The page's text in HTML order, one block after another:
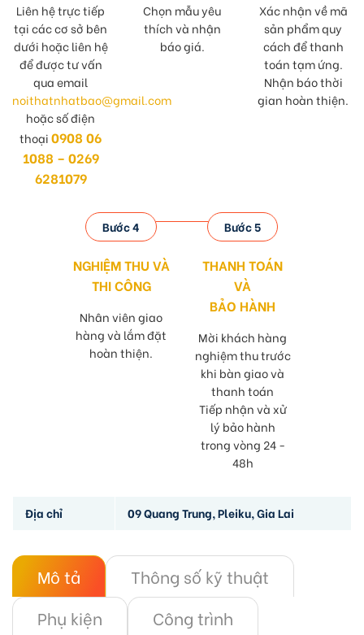
Liên hệ trực tiếp
tại các cơ sở bên
dưới hoặc liên hệ
để được tư vấn
qua email
noithatnhatbao@gmail.com
hoặc số điện
thoại0908 06
1088 – 0269
6281079
Chọn mẫu yêu
thích và nhận
báo giá.
Xác nhận về mã
sản phẩm quy
cách để thanh
toán tạm ứng.
Nhận báo thời
gian hoàn thiện.
Bước 4
NGHIỆM THU VÀ
THI CÔNG
Nhân viên giao
hàng và lắm đặt
hoàn thiện.
Bước 5
THANH TOÁN
VÀ
BẢO HÀNH
Mời khách hàng
nghiệm thu trước
khi bàn giao và
thanh toán
Tiếp nhận và xử
lý bảo hành
trong vòng 24 -
48h
Địa chỉ 09 Quang Trung, Pleiku, Gia Lai
Mô tả
Thông số kỹ thuật
Phụ kiện
Công trình